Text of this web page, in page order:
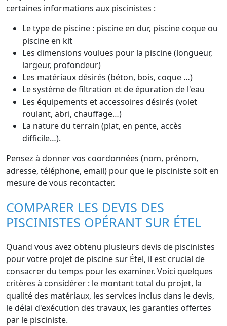
certaines informations aux piscinistes :
Le type de piscine : piscine en dur, piscine coque ou
piscine en kit
Les dimensions voulues pour la piscine (longueur,
largeur, profondeur)
Les matériaux désirés (béton, bois, coque …)
Le système de filtration et de épuration de l'eau
Les équipements et accessoires désirés (volet
roulant, abri, chauffage…)
La nature du terrain (plat, en pente, accès
difficile…).
Pensez à donner vos coordonnées (nom, prénom,
adresse, téléphone, email) pour que le pisciniste soit en
mesure de vous recontacter.
COMPARER LES DEVIS DES
PISCINISTES OPÉRANT SUR ÉTEL
Quand vous avez obtenu plusieurs devis de piscinistes
pour votre projet de piscine sur Étel, il est crucial de
consacrer du temps pour les examiner. Voici quelques
critères à considérer : le montant total du projet, la
qualité des matériaux, les services inclus dans le devis,
le délai d'exécution des travaux, les garanties offertes
par le pisciniste.